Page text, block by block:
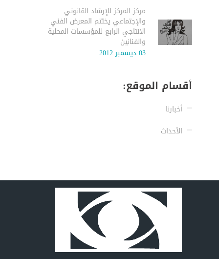
مركز المركز للإرشاد القانوني
والإجتماعي يختتم المعرض الفني
الانتاجي الرابع للمؤسسات المحلية
والفنانين
03 ديسمبر 2012
أقسام الموقع:
أخبارنا
الأحداث